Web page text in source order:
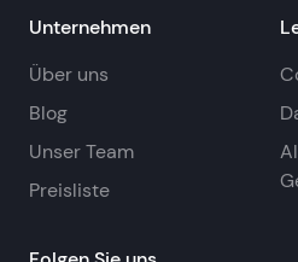
Unternehmen
Über uns
Blog
Unser Team
Preisliste